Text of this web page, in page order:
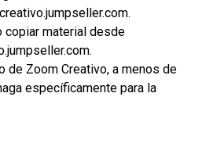
copiar material desde
de Zoom Creativo, a menos de
específicamente para la